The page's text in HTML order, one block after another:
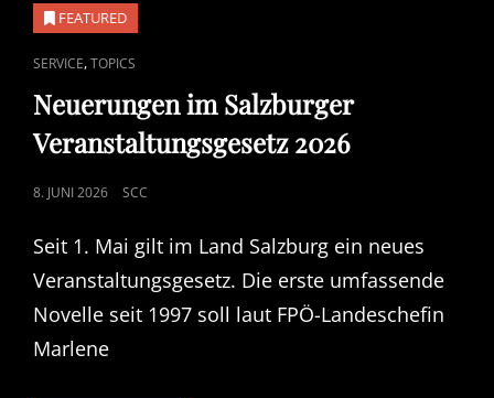
FEATURED
CAT
LINKS
SERVICE,TOPICS
Neuerungen im Salzburger
Veranstaltungsgesetz 2026
POSTED
8. JUNI 2026 SCC
Seit 1. Mai gilt im Land Salzburg ein neues
Veranstaltungsgesetz. Die erste umfassende
Novelle seit 1997 soll laut FPÖ-Landeschefin
Marlene